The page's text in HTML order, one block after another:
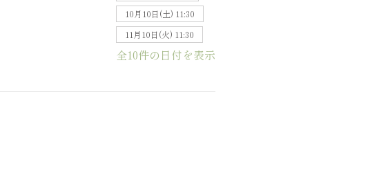
10月10日(土) 11:30
11月10日(火) 11:30
全10件の日付を表示